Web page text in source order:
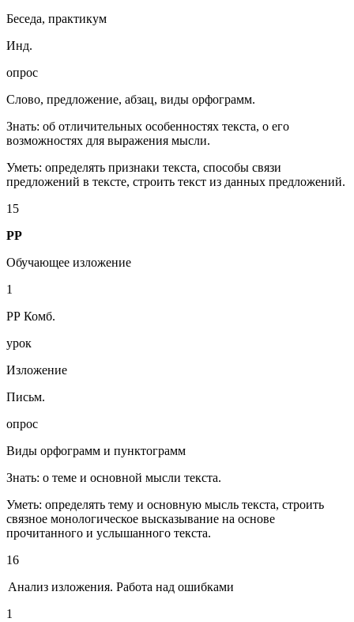
Беседа, практикум
Инд.
опрос
Слово, предложение, абзац, виды орфограмм.
Знать: об отличительных особенностях текста, о его
возможностях для выражения мысли.
Уметь: определять признаки текста, способы связи
предложений в тексте, строить текст из данных предложений.
15
РР
Обучающее изложение
1
РР Комб.
урок
Изложение
Письм.
опрос
Виды орфограмм и пунктограмм
Знать: о теме и основной мысли текста.
Уметь: определять тему и основную мысль текста, строить
связное монологическое высказывание на основе
прочитанного и услышанного текста.
16
Анализ изложения. Работа над ошибками
1